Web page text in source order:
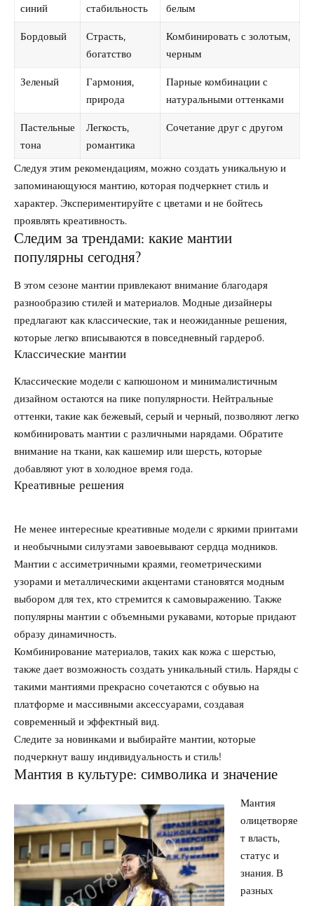
синий
стабильность
белым
Бордовый
Страсть,
богатство
Комбинировать с золотым,
черным
Зеленый
Гармония,
природа
Парные комбинации с
натуральными оттенками
Пастельные
тона
Легкость,
романтика
Сочетание друг с другом
Следуя этим рекомендациям, можно создать уникальную и
запоминающуюся мантию, которая подчеркнет стиль и
характер. Экспериментируйте с цветами и не бойтесь
проявлять креативность.
Следим за трендами: какие мантии
популярны сегодня?
В этом сезоне мантии привлекают внимание благодаря
разнообразию стилей и материалов. Модные дизайнеры
предлагают как классические, так и неожиданные решения,
которые легко вписываются в повседневный гардероб.
Классические мантии
Классические модели с капюшоном и минималистичным
дизайном остаются на пике популярности. Нейтральные
оттенки, такие как бежевый, серый и черный, позволяют легко
комбинировать мантии с различными нарядами. Обратите
внимание на ткани, как кашемир или шерсть, которые
добавляют уют в холодное время года.
Креативные решения
Не менее интересные креативные модели с яркими принтами
и необычными силуэтами завоевывают сердца модников.
Мантии с ассиметричными краями, геометрическими
узорами и металлическими акцентами становятся модным
выбором для тех, кто стремится к самовыражению. Также
популярны мантии с объемными рукавами, которые придают
образу динамичность.
Комбинирование материалов, таких как кожа с шерстью,
также дает возможность создать уникальный стиль. Наряды с
такими мантиями прекрасно сочетаются с обувью на
платформе и массивными аксессуарами, создавая
современный и эффектный вид.
Следите за новинками и выбирайте мантии, которые
подчеркнут вашу индивидуальность и стиль!
Мантия в культуре: символика и значение
Мантия
олицетворяе
т власть,
статус и
знания. В
разных